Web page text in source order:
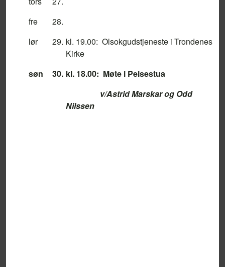
fre
28.
lør
29. kl. 19.00: Olsokgudstjeneste i Trondenes
Kirke
søn
30. kl. 18.00: Møte i Peisestua
v/Astrid Marskar og Odd
Nilssen